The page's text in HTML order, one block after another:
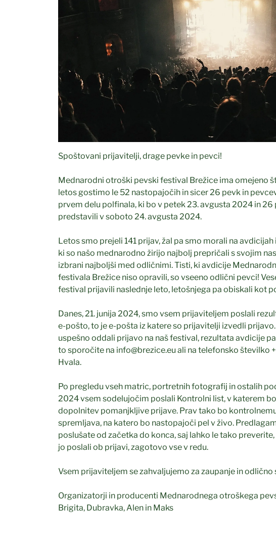
Spoštovani prijavitelji, drage pevke in pevci!
Mednarodni otroški pevski festival Brežice ima omejeno
letos gostimo le 52 nastopajočih in sicer 26 pevk in
prvem delu polfinala, ki bo v petek 23. avgusta 2024 in 26
predstavili v soboto 24. avgusta 2024.
Letos smo prejeli 141 prijav, žal pa smo morali na
ki so našo mednarodno žirijo najbolj prepričali s svojim
izbrani najboljši med odličnimi. Tisti, ki avdicije
festivala Brežice niso opravili, so vseeno odlični pevci!
festival prijavili naslednje leto, letošnjega pa obiskali kot
Danes, 21. junija 2024, smo vsem prijaviteljem poslali
e-pošto, to je e-pošta iz katere so prijavitelji izvedli
uspešno oddali prijavo na naš festival, rezultata avdicije
to sporočite na info@brezice.eu ali na telefonsko številko
Hvala.
Po pregledu vseh matric, portretnih fotografij in ostalih
2024 vsem sodelujočim poslali Kontrolni list, v katerem
dopolnitev pomanjkljive prijave. Prav tako bo
spremljava, na katero bo nastopajoči pel v živo.
poslušate od začetka do konca, saj lahko le tako
jo poslali ob prijavi, zagotovo vse v redu.
Vsem prijaviteljem se zahvaljujemo za zaupanje in odlično
Organizatorji in producenti Mednarodnega otroškega
Brigita, Dubravka, Alen in Maks
Občina Brežice